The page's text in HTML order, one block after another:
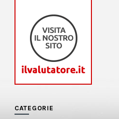
CATEGORIE